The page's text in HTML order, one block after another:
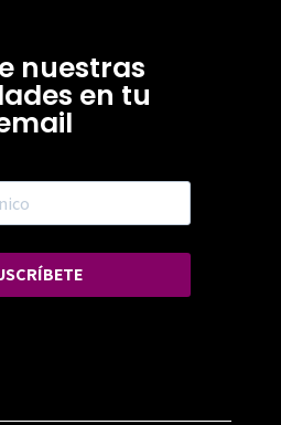
nuestras
en tu